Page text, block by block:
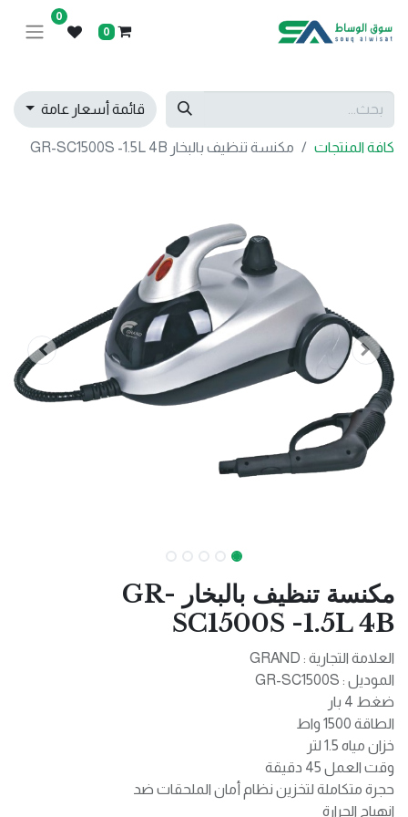
0
0
قائمة أسعار عامة
كافة المنتجات مكنسة تنظيف بالبخار GR-SC1500S -1.5L 4B
مكنسة تنظيف بالبخار GR-
SC1500S -1.5L 4B
العلامة التجارية : GRAND
الموديل : GR-SC1500S
ضغط 4 بار
الطاقة 1500 واط
خزان مياه 1.5 لتر
وقت العمل 45 دقيقة
حجرة متكاملة لتخزين نظام أمان الملحقات ضد
انهياج الحرارة